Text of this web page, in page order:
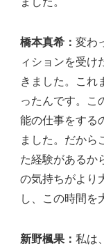
橋本真希： 変わ
ィションを受け
きました。これ
ったんです。こ
能の仕事をする
ました。だから
た経験があるか
の気持ちがより
し、この時間を
新野楓果： 私は